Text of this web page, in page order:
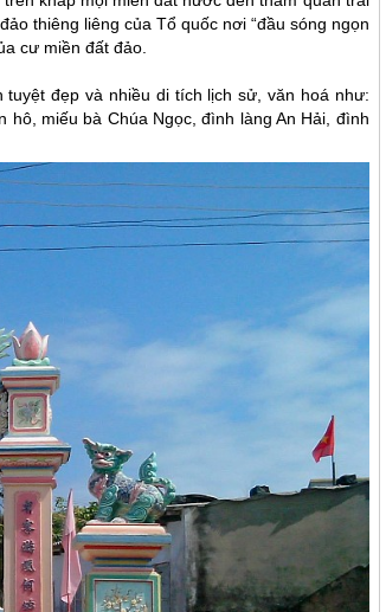
thiêng liêng của Tổ quốc nơi “đầu sóng ngọn
cư miền đất đảo.
đẹp và nhiều di tích lịch sử, văn hoá như:
miếu bà Chúa Ngọc, đình làng An Hải, đình